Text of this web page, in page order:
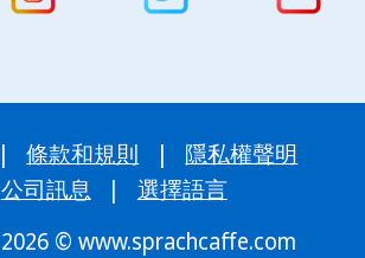
| 條款和規則 |
隱私權聲明
公司訊息 |
選擇語言
2026 © www.sprachcaffe.com